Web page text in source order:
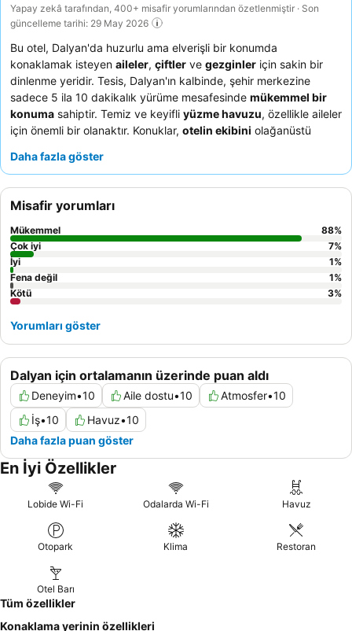
Yapay zekâ tarafından, 400+ misafir yorumlarından özetlenmiştir · Son
güncelleme tarihi: 29 May 2026
Bu otel, Dalyan'da huzurlu ama elverişli bir konumda
konaklamak isteyen aileler, çiftler ve gezginler için sakin bir
dinlenme yeridir. Tesis, Dalyan'ın kalbinde, şehir merkezine
sadece 5 ila 10 dakikalık yürüme mesafesinde mükemmel bir
konuma sahiptir. Temiz ve keyifli yüzme havuzu, özellikle aileler
için önemli bir olanaktır. Konuklar, otelin ekibini olağanüstü
çeşitlikahvaltısıiçin sürekli olarak övmektedir. Daha sakin bir
düşünebilirsiniz.
Daha fazla göster
Dalyan için ortalamanın üzerinde puan aldı
Deneyim•10 Aile dostu•10 Atmosfer•10
İş•10 Havuz•10
Daha fazla puan göster
Misafir yorumları
Mükemmel 88%
Çok iyi
7%
İyi
1%
Fena değil
1%
Kötü
3%
Yorumları göster
En İyi Özellikler
Lobide Wi-Fi Odalarda Wi-Fi Havuz
Otopark Klima Restoran
Otel Barı
Tüm özellikler
Konaklama yerinin özellikleri